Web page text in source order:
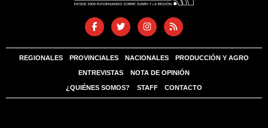
REGIONALES PROVINCIALES NACIONALES PRODUCCIÓN Y AGRO
ENTREVISTAS NOTA DE OPINIÓN
¿QUIÉNES SOMOS? STAFF CONTACTO